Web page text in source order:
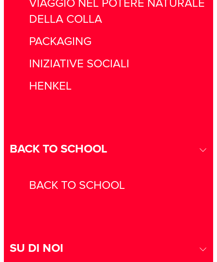
VIAGGIO NEL POTERE NATURALE
DELLA COLLA
PACKAGING
INIZIATIVE SOCIALI
HENKEL
BACK TO SCHOOL
BACK TO SCHOOL
SU DI NOI